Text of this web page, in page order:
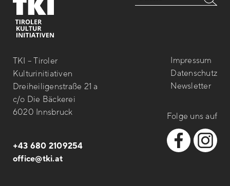
TKI – Tiroler
Kulturinitiativen
Dreiheiligenstraße 21 a
c/o Die Bäckerei
6020 Innsbruck
+43 680 2109254
office@tki.at
Impressum
Datenschutz
Newsletter
Folge uns auf